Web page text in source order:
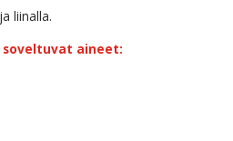
liinalla.
aineet: